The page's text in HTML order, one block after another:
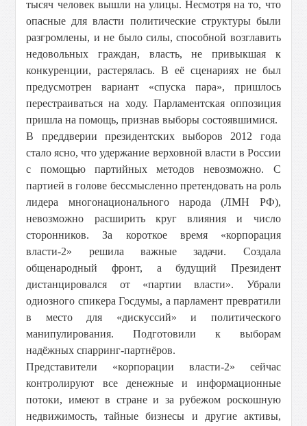
тысяч человек вышли на улицы. Несмотря на то, что
опасные для власти политические структуры были
разгромлены, и не было силы, способной возглавить
недовольных граждан, власть, не привыкшая к
конкуренции, растерялась. В её сценариях не был
предусмотрен вариант «спуска пара», пришлось
перестраиваться на ходу. Парламентская оппозиция
пришла на помощь, признав выборы состоявшимися.
В преддверии президентских выборов 2012 года
стало ясно, что удержание верховной власти в России
с помощью партийных методов невозможно. С
партией в голове бессмысленно претендовать на роль
лидера многонационального народа (ЛМН РФ),
невозможно расширить круг влияния и число
сторонников. За короткое время «корпорация
власти-2» решила важные задачи. Создала
общенародный фронт, а будущий Президент
дистанцировался от «партии власти». Убрали
одиозного спикера Госдумы, а парламент превратили
в место для «дискуссий» и политического
манипулирования. Подготовили к выборам
надёжных спарринг-партнёров.
Представители «корпорации власти-2» сейчас
контролируют все денежные и информационные
потоки, имеют в стране и за рубежом роскошную
недвижимость, тайные бизнесы и другие активы,